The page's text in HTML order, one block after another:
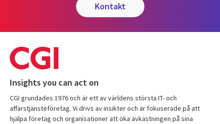
kontakt
Insights you can act on
CGI grundades 1976 och är ett av världens största IT- och
affärstjänsteföretag. Vi drivs av insikter och är fokuserade på att
hjälpa företag och organisationer att öka avkastningen på sina